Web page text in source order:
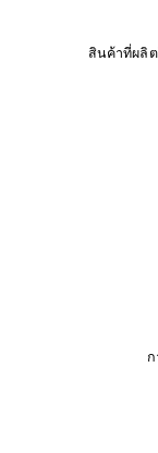
สินค้าที่ผลิ